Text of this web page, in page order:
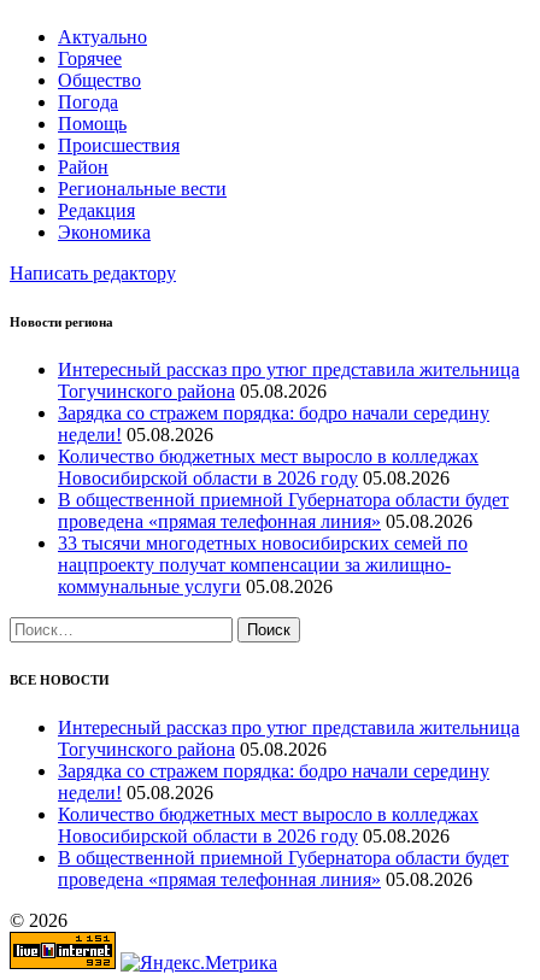
Актуально
Горячее
Общество
Погода
Помощь
Происшествия
Район
Региональные вести
Редакция
Экономика
Написать редактору
Новости региона
Интересный рассказ про утюг представила жительница
Тогучинского района 05.08.2026
Зарядка со стражем порядка: бодро начали середину
недели! 05.08.2026
Количество бюджетных мест выросло в колледжах
Новосибирской области в 2026 году 05.08.2026
В общественной приемной Губернатора области будет
проведена «прямая телефонная линия» 05.08.2026
33 тысячи многодетных новосибирских семей по
нацпроекту получат компенсации за жилищно-
коммунальные услуги 05.08.2026
Найти:
ВСЕ НОВОСТИ
Интересный рассказ про утюг представила жительница
Тогучинского района 05.08.2026
Зарядка со стражем порядка: бодро начали середину
недели! 05.08.2026
Количество бюджетных мест выросло в колледжах
Новосибирской области в 2026 году 05.08.2026
В общественной приемной Губернатора области будет
проведена «прямая телефонная линия» 05.08.2026
© 2026